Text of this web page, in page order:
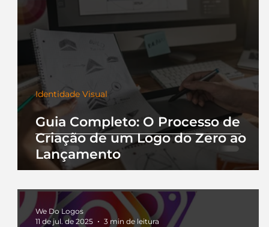
Guia Completo: O Processo de
Criação de um Logo do Zero ao
Lançamento
Identidade Visual
We Do Logos
11 de jul. de 2025
3 min de leitura